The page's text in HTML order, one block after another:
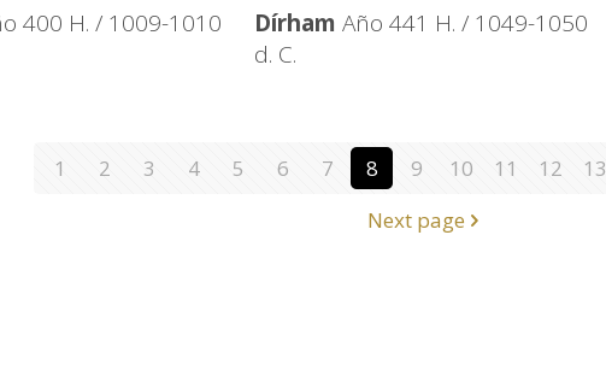
400 H. / 1009-1010
Dírham Año 441 H. / 1049-1050
d. C.
1 2 3 4 5 6 7 8 9 10 11 12 13
Next page